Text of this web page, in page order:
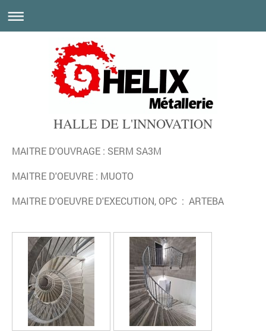
HALLE DE L'INNOVATION
MAITRE D'OUVRAGE : SERM SA3M
MAITRE D'OEUVRE : MUOTO
MAITRE D'OEUVRE D'EXECUTION, OPC : ARTEBA